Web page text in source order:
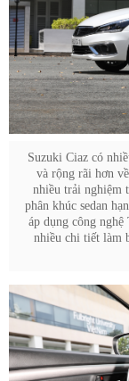
Suzuki Ciaz có
và rộng rãi hơn
nhiều trải nghiệm
phân khúc sedan
áp dụng công
nhiều chi tiết làm